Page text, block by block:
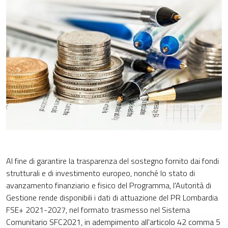
Al fine di garantire la trasparenza del sostegno fornito dai fondi
strutturali e di investimento europeo, nonché lo stato di
avanzamento finanziario e fisico del Programma, l'Autorità di
Gestione rende disponibili i dati di attuazione del PR Lombardia
FSE+ 2021-2027, nel formato trasmesso nel Sistema
Comunitario SFC2021, in adempimento all'articolo 42 comma 5